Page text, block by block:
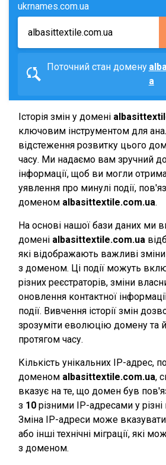
ukrnames.com.ua
Поточний стан домену
a
Історія змін у домені
ключовим інструментом для
відстеження розвитку цього
часу. Ми надаємо вам зручний
інформації, щоб ви могли
уявлення про минулі події,
доменом albasittextile.com.ua.
На основі нашої бази даних ми
домені albasittextile.com.ua
які відображають важливі зміни
з доменом. Ці події можуть
різних реєстраторів, зміни
оновлення контактної
події. Вивчення історії змін
зрозуміти еволюцію домену та
протягом часу.
Кількість унікальних IP-адрес,
доменом albasittextile.com.ua,
вказує на те, що домен був
з 10 різними IP-адресами у різні
Зміна IP-адреси може вказувати
або інші технічні міграції, які
з доменом.